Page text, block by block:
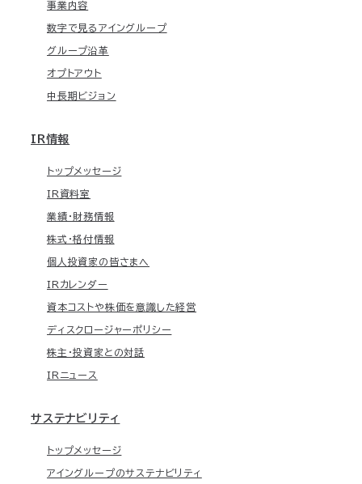
事業内容
数字で見るアイングループ
グループ沿革
オプトアウト
中長期ビジョン
IR情報
トップメッセージ
IR資料室
業績・財務情報
株式・格付情報
個人投資家の皆さまへ
IRカレンダー
資本コストや株価を意識した経営
ディスクロージャーポリシー
株主・投資家との対話
IRニュース
サステナビリティ
トップメッセージ
アイングループのサステナビリティ